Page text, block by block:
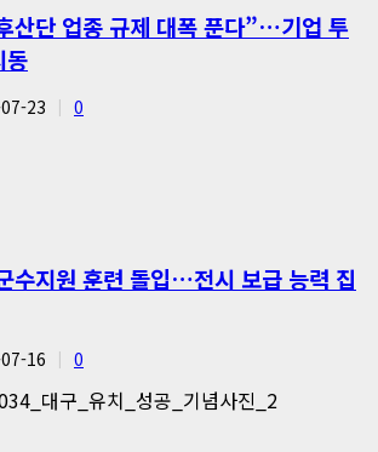
산단 업종 규제 대폭 푼다”…기업 투
동
23 0
수지원 훈련 돌입…전시 보급 능력 집
16 0